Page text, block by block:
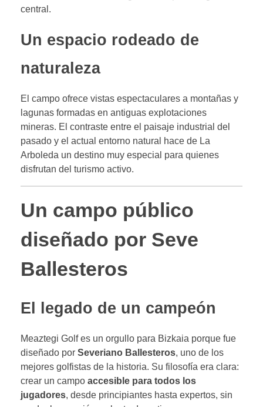
central.
Un espacio rodeado de
naturaleza
El campo ofrece vistas espectaculares a montañas y
lagunas formadas en antiguas explotaciones
mineras. El contraste entre el paisaje industrial del
pasado y el actual entorno natural hace de La
Arboleda un destino muy especial para quienes
disfrutan del turismo activo.
Un campo público
diseñado por Seve
Ballesteros
El legado de un campeón
Meaztegi Golf es un orgullo para Bizkaia porque fue
diseñado por Severiano Ballesteros, uno de los
mejores golfistas de la historia. Su filosofía era clara:
crear un campo accesible para todos los
jugadores, desde principiantes hasta expertos, sin